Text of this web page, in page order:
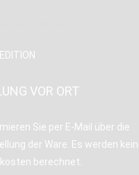
VOR ORT
Sie per E-Mail über die
der Ware. Es werden
berechnet.